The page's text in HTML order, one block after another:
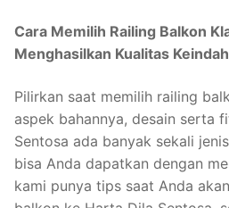
Cara Memilih Railing Balkon
Menghasilkan Kualitas
Pilirkan saat memilih railing
aspek bahannya, desain serta
Sentosa ada banyak sekali
bisa Anda dapatkan dengan
kami punya tips saat Anda